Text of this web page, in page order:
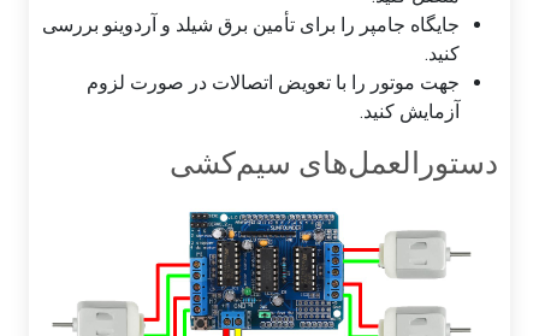
جایگاه جامپر را برای تأمین برق شیلد و آردوینو بررسی
کنید.
جهت موتور را با تعویض اتصالات در صورت لزوم
آزمایش کنید.
دستورالعمل‌های سیم‌کشی